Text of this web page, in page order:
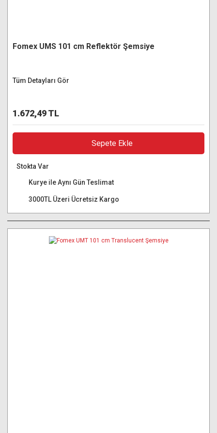
Fomex UMS 101 cm Reflektör Şemsiye
Tüm Detayları Gör
1.672,49 TL
Sepete Ekle
Stokta Var
Kurye ile Aynı Gün Teslimat
3000TL Üzeri Ücretsiz Kargo